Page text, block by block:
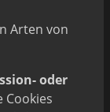
Arten von
oder
Cookies